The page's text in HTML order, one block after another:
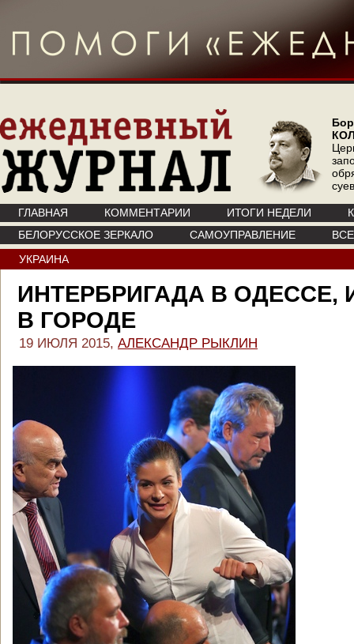
ГЛАВНАЯ КОММЕНТАРИИ ИТОГИ НЕДЕЛИ
БЕЛОРУССКОЕ ЗЕРКАЛО
САМОУПРАВЛЕНИЕ
УКРАИНА
ИНТЕРБРИГАДА В ОДЕССЕ,
В ГОРОДЕ
19 ИЮЛЯ 2015, АЛЕКСАНДР РЫКЛИН